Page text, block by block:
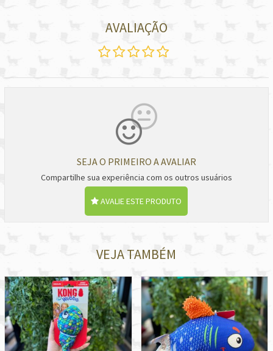
AVALIAÇÃO
SEJA O PRIMEIRO A AVALIAR
Compartilhe sua experiência com os outros usuários
AVALIE ESTE PRODUTO
VEJA TAMBÉM